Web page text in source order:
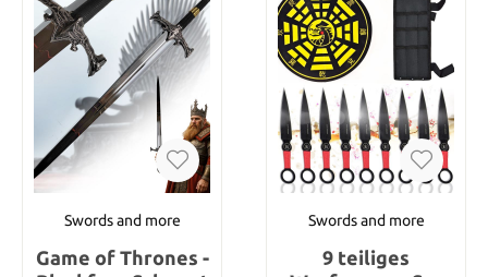
Swords and more
Game of Thrones -
Swords and more
9 teiliges